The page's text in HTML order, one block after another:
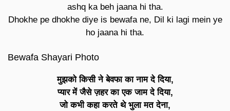
ashq ka beh jaana hi tha.
Dhokhe pe dhokhe diye is bewafa ne, Dil ki lagi mein ye
ho jaana hi tha.
Bewafa Shayari Photo
मुझको किसी ने बेवफा का नाम दे दिया,
प्यार में जैसे ज़हर का एक जाम दे दिया,
जो कभी कहा करते थे भुला मत देना,